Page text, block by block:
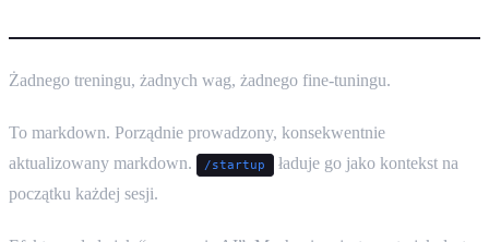
Żadnego treningu, żadnych wag, żadnego fine-tuningu.
To markdown. Porządnie prowadzony, konsekwentnie
aktualizowany markdown.
/startup
ładuje go jako kontekst na
początku każdej sesji.